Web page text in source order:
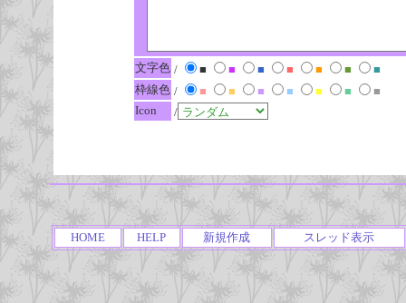
文字色 / ■ ■ ■ ■ ■ ■
■
枠線色 / ■ ■ ■ ■ ■ ■
■
Icon
/
HOME HELP 新規作成 スレッド表示